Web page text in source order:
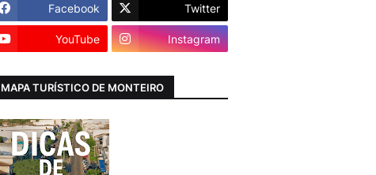
Facebook Twitter
YouTube Instagram
MAPA TURÍSTICO DE MONTEIRO